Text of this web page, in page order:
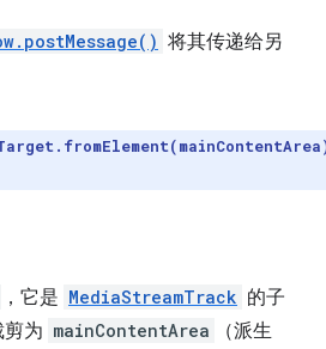
将其传递给另
，它是 MediaStreamTrack 的子
为 mainContentArea （派生